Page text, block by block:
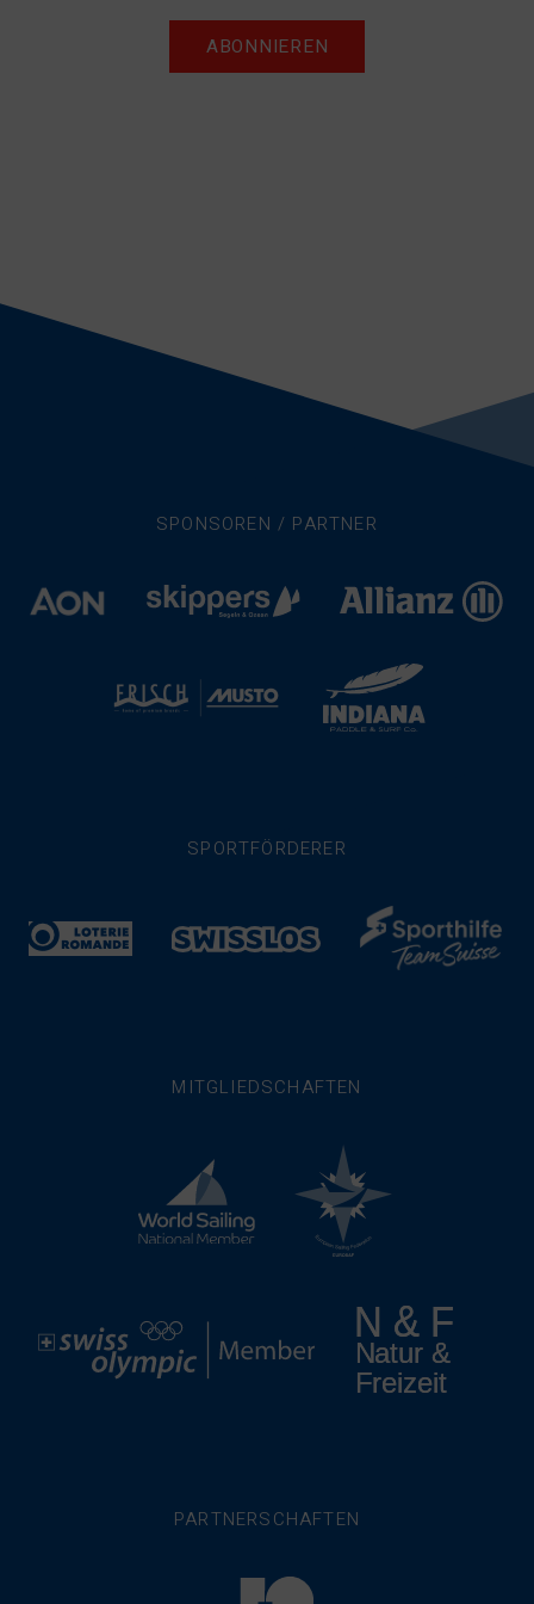
ABONNIEREN
SPONSOREN / PARTNER
SPORTFÖRDERER
MITGLIEDSCHAFTEN
PARTNERSCHAFTEN